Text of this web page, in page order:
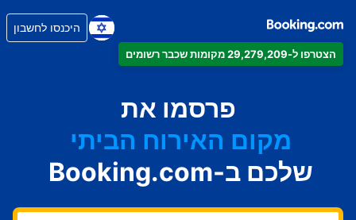
הצטרפו ל-29,279,209 מקומות שכבר רשומים
היכנסו לחשבון
פרסמו את
הדירה
המלון
מקום האירוח הביתי
בית ההארחה
ה-B&B
שלכם ב-Booking.com